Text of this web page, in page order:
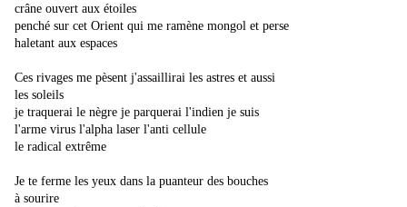
crâne ouvert aux étoiles
penché sur cet Orient qui me ramène mongol et perse
haletant aux espaces
Ces rivages me pèsent j'assaillirai les astres et aussi
les soleils
je traquerai le nègre je parquerai l'indien je suis
l'arme virus l'alpha laser l'anti cellule
le radical extrême
Je te ferme les yeux dans la puanteur des bouches
à sourire